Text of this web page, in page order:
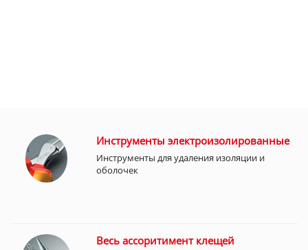
Инструменты электроизолированные
Инструменты для удаления изоляции и
оболочек
Весь ассоритимент клещей